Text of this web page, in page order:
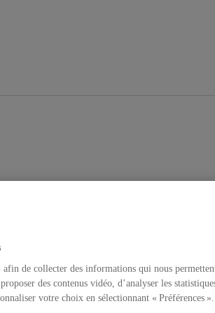
de collecter des informations qui nous
des contenus vidéo, d’analyser les
votre choix en sélectionnant « Préférences ».